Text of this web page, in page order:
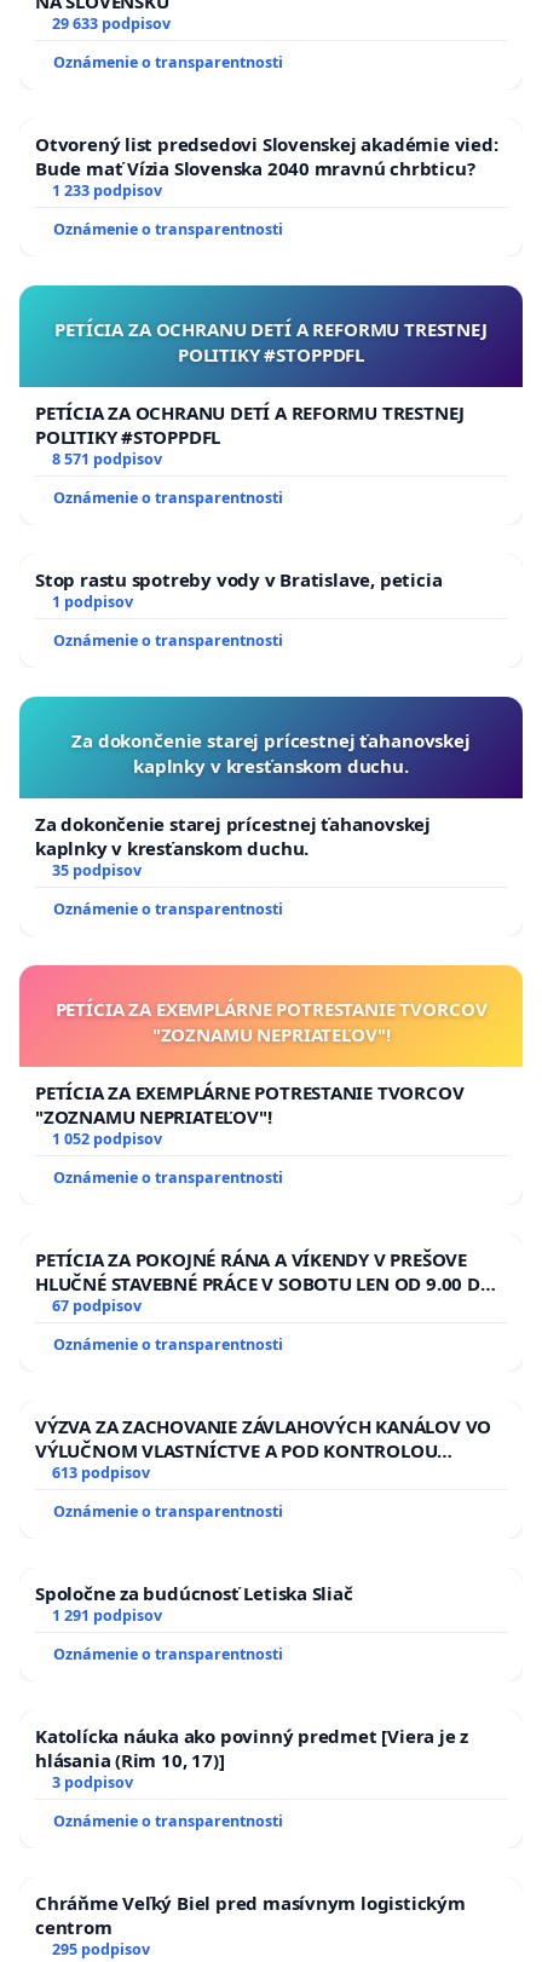
29 633 podpisov
Oznámenie o transparentnosti
Otvorený list predsedovi Slovenskej akadémie vied:
Bude mať Vízia Slovenska 2040 mravnú chrbticu?
1 233 podpisov
Oznámenie o transparentnosti
PETÍCIA ZA OCHRANU DETÍ A REFORMU TRESTNEJ
POLITIKY #STOPPDFL
PETÍCIA ZA OCHRANU DETÍ A REFORMU TRESTNEJ
POLITIKY #STOPPDFL
8 571 podpisov
Oznámenie o transparentnosti
Stop rastu spotreby vody v Bratislave, peticia
1 podpisov
Oznámenie o transparentnosti
Za dokončenie starej prícestnej ťahanovskej
kaplnky v kresťanskom duchu.
Za dokončenie starej prícestnej ťahanovskej
kaplnky v kresťanskom duchu.
35 podpisov
Oznámenie o transparentnosti
PETÍCIA ZA EXEMPLÁRNE POTRESTANIE TVORCOV
"ZOZNAMU NEPRIATEĽOV"!
PETÍCIA ZA EXEMPLÁRNE POTRESTANIE TVORCOV
"ZOZNAMU NEPRIATEĽOV"!
1 052 podpisov
Oznámenie o transparentnosti
PETÍCIA ZA POKOJNÉ RÁNA A VÍKENDY V PREŠOVE
HLUČNÉ STAVEBNÉ PRÁCE V SOBOTU LEN OD 9.00 DO
13.00 HOD., CEZ PRACOVNÝ TÝŽDEŇ CIEĽ 8.00 – 18.00
HOD. A PRAVIDELNÁ KONTROLA STAVBY C-AREA NA
ĎUMBIERSKEJ/MAGU
67 podpisov
Oznámenie o transparentnosti
VÝZVA ZA ZACHOVANIE ZÁVLAHOVÝCH KANÁLOV VO
VÝLUČNOM VLASTNÍCTVE A POD KONTROLOU
SLOVENSKEJ REPUBLIKY & žiadosť na riešenie
zanedbaného stavu závlahových a odvodňovacích
kanálov na Slovensku
613 podpisov
Oznámenie o transparentnosti
Spoločne za budúcnosť Letiska Sliač
1 291 podpisov
Oznámenie o transparentnosti
Katolícka náuka ako povinný predmet [Viera je z
hlásania (Rim 10, 17)]
3 podpisov
Oznámenie o transparentnosti
Chráňme Veľký Biel pred masívnym logistickým
centrom
295 podpisov